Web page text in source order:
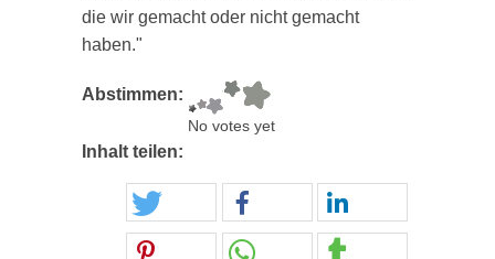
die wir gemacht oder nicht gemacht
haben."
Abstimmen:
No votes yet
Inhalt teilen: